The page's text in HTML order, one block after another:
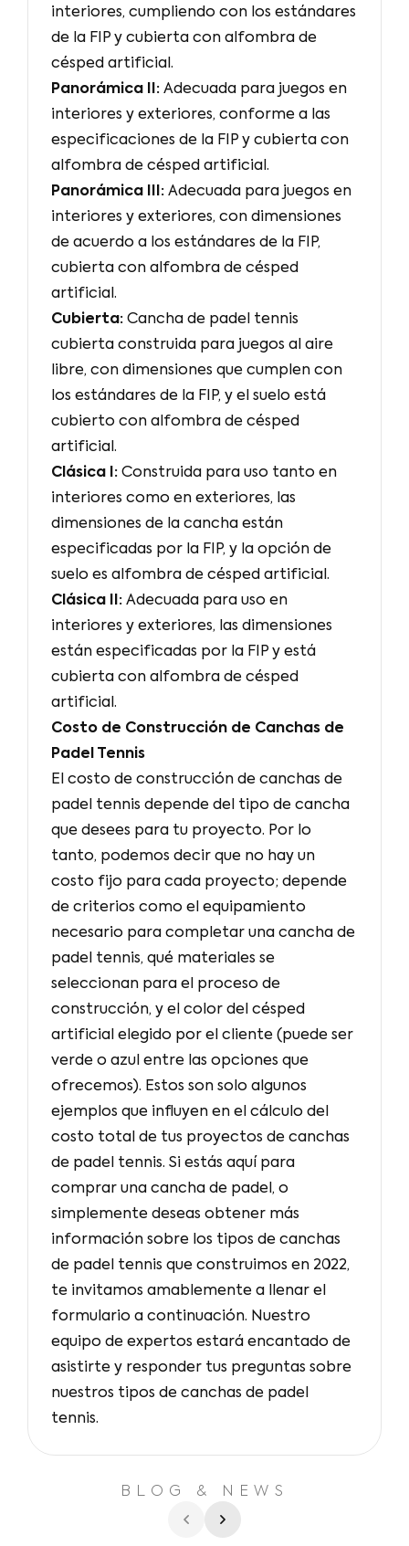
interiores, cumpliendo con los estándares
de la FIP y cubierta con alfombra de
césped artificial.
Panorámica II: Adecuada para juegos en
interiores y exteriores, conforme a las
especificaciones de la FIP y cubierta con
alfombra de césped artificial.
Panorámica III: Adecuada para juegos en
interiores y exteriores, con dimensiones
de acuerdo a los estándares de la FIP,
cubierta con alfombra de césped
artificial.
Cubierta: Cancha de padel tennis
cubierta construida para juegos al aire
libre, con dimensiones que cumplen con
los estándares de la FIP, y el suelo está
cubierto con alfombra de césped
artificial.
Clásica I: Construida para uso tanto en
interiores como en exteriores, las
dimensiones de la cancha están
especificadas por la FIP, y la opción de
suelo es alfombra de césped artificial.
Clásica II: Adecuada para uso en
interiores y exteriores, las dimensiones
están especificadas por la FIP y está
cubierta con alfombra de césped
artificial.
Costo de Construcción de Canchas de
Padel Tennis
El costo de construcción de canchas de
padel tennis depende del tipo de cancha
que desees para tu proyecto. Por lo
tanto, podemos decir que no hay un
costo fijo para cada proyecto; depende
de criterios como el equipamiento
necesario para completar una cancha de
padel tennis, qué materiales se
seleccionan para el proceso de
construcción, y el color del césped
artificial elegido por el cliente (puede ser
verde o azul entre las opciones que
ofrecemos). Estos son solo algunos
ejemplos que influyen en el cálculo del
costo total de tus proyectos de canchas
de padel tennis. Si estás aquí para
comprar una cancha de padel, o
simplemente deseas obtener más
información sobre los tipos de canchas
de padel tennis que construimos en 2022,
te invitamos amablemente a llenar el
formulario a continuación. Nuestro
equipo de expertos estará encantado de
asistirte y responder tus preguntas sobre
nuestros tipos de canchas de padel
tennis.
BLOG & NEWS